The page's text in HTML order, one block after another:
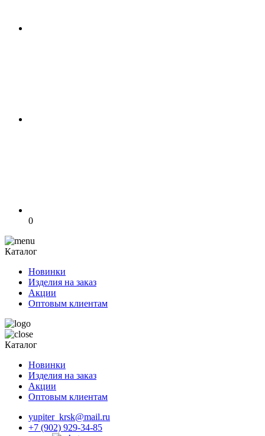
0
Каталог
Новинки
Изделия на заказ
Акции
Оптовым клиентам
Каталог
Новинки
Изделия на заказ
Акции
Оптовым клиентам
yupiter_krsk@mail.ru
+7 (902) 929-34-85